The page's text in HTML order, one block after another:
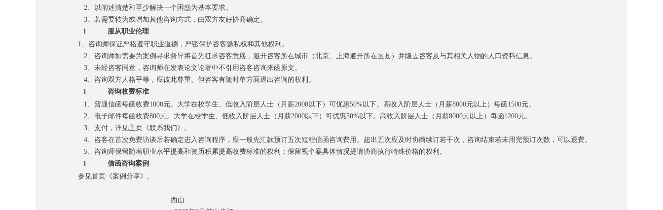
2、
以阐述清楚和至少解决一个困惑为基本要求。
3、 若需要转为或增加其他咨询方式，由双方友好协商确定。
l
服从职业伦理
1、 咨询师保证严格遵守职业道德，严密保护咨客隐私权和其他权利。
2、 咨询师如需要为案例寻求督导将首先征求咨客意愿 ，避开咨客所在城市 （北京、上海避开所在区县） 并隐去咨客及与其相关人物的人口资料信息。
3、 未经咨客同意， 咨询师在发表论文论著中不引用咨客咨询来函原文。
4、咨询双方人格平等，应彼此尊重。但咨客有随时单方面退出咨询的权利。
l
咨询收费标准
1、普通信函每函收费1000元。大学在校学生、低收入阶层人士（月 薪2000以下）可优惠50%以下。 高收入阶层人士（月 薪8000元以上）每函1500元。
2、电子邮件每函收费800元。大学在校学生、低收入阶层人士（月 薪2000以下）可优惠50%以下。高收入阶层人士（月 薪8000元以上）每函1200元。
3、 支付，详 见主页 《联系我们》 。
4、 咨客在首次免费访谈后若确定进入咨询程序， 应一般先汇款预订五次短程信函咨询费用。超出五次应及时协商续订若干次，咨询结束若未用完预订次数，可以退费。
5、 咨询师保留随着职业水平提高和资历积累提高收费标准的权利 ；保留视个案具体情况提请协商执行特殊价格的权利。
l
信函咨询案例
参见首页《案例分享》。
西山